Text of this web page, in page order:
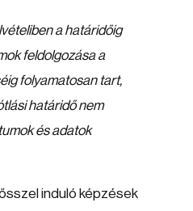
a határidőig
feldolgozása a
folyamatosan tart,
határidő nem
és adatok
induló képzések